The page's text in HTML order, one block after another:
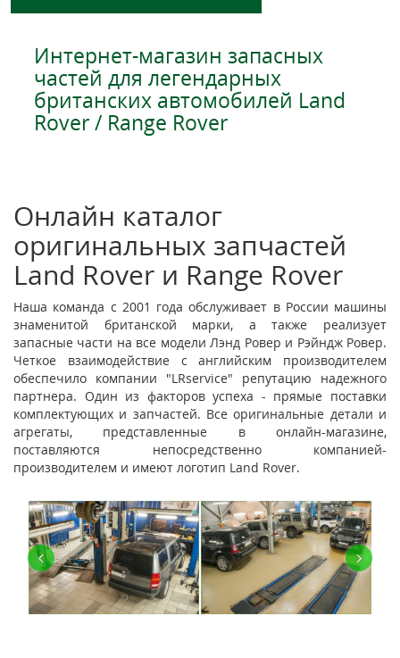
Интернет-магазин запасных
частей для легендарных
британских автомобилей Land
Rover / Range Rover
Онлайн каталог
оригинальных запчастей
Land Rover и Range Rover
Наша команда с 2001 года обслуживает в России машины
знаменитой британской марки, а также реализует
запасные части на все модели Лэнд Ровер и Рэйндж Ровер.
Четкое взаимодействие с английским производителем
обеспечило компании "LRservice" репутацию надежного
партнера. Один из факторов успеха - прямые поставки
комплектующих и запчастей. Все оригинальные детали и
агрегаты, представленные в онлайн-магазине,
поставляются непосредственно компанией-
производителем и имеют логотип Land Rover.
‹ ›